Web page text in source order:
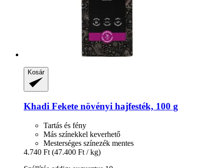
Kosár
Khadi Fekete növényi hajfesték, 100 g
Tartás és fény
Más színekkel keverhető
Mesterséges színezék mentes
4.740 Ft (47.400 Ft / kg)